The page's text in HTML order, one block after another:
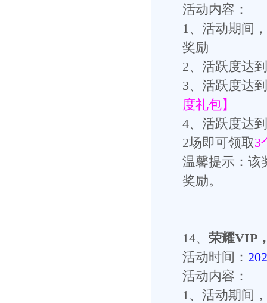
活动内容：
1、活动期间
奖励
2、活跃度达到
3、活跃度达到
度礼包】
4、活跃度达到
2场即可领取3
温馨提示：该
奖励。
14、 荣耀VIP
活动时间：
活动内容：
1、活动期间，